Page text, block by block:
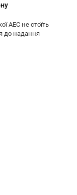
АЕС не стоїть
до надання